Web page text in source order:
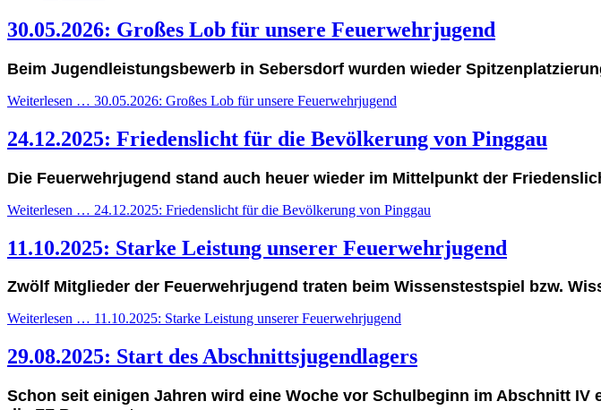
30.05.2026: Großes Lob für unsere Feuerwehrjugend
Beim Jugendleistungsbewerb in Sebersdorf wurden wieder
Weiterlesen … 30.05.2026: Großes Lob für unsere Feuerwehrjugend
24.12.2025: Friedenslicht für die Bevölkerung von Pinggau
Die Feuerwehrjugend stand auch heuer wieder im Mittelpunkt der
Weiterlesen … 24.12.2025: Friedenslicht für die Bevölkerung von Pinggau
11.10.2025: Starke Leistung unserer Feuerwehrjugend
Zwölf Mitglieder der Feuerwehrjugend traten beim Wissenstestspiel bzw.
Weiterlesen … 11.10.2025: Starke Leistung unserer Feuerwehrjugend
29.08.2025: Start des Abschnittsjugendlagers
Schon seit einigen Jahren wird eine Woche vor Schulbeginn im Abschnitt